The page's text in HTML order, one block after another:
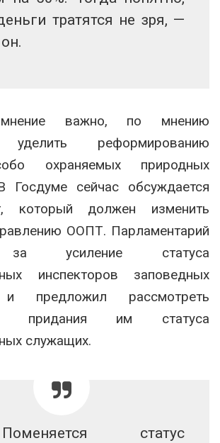
тратятся не зря, —
мнение важно, по мнению
уделить реформированию
охраняемых природных
Госдуме сейчас обсуждается
который должен изменить
ООПТ. Парламентарий
за усиление статуса
инспекторов заповедных
и предложил рассмотреть
придания им статуса
служащих.
статус